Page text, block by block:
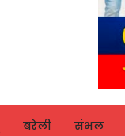
बरेली संभल